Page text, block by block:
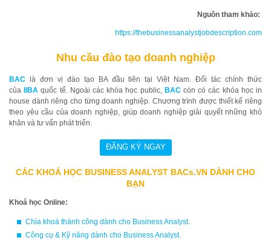
Nguồn tham khảo:
https://thebusinessanalystjobdescription.com
Nhu cầu đào tạo doanh nghiệp
BAC là đơn vị đào tạo BA đầu tiên tại Việt Nam. Đối tác chính thức
củaIIBA quốc tế. Ngoài các khóa học public, BACcòn có các khóa học in
house dành riêng cho từng doanh nghiệp. Chương trình được thiết kế riêng
theo yêu cầu của doanh nghiệp, giúp doanh nghiệp giải quyết những khó
khăn và tư vấn phát triển.
CÁC KHOÁ HỌC BUSINESS ANALYST BACs.VN DÀNH CHO
BẠN
Khoá học Online:
Chìa khoá thành công dành cho Business Analyst.
Công cụ & Kỹ năng dành cho Business Analyst.